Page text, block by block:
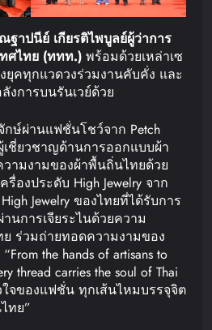
ฐาปนีย์ เกียรติไพบูลย์ผู้ว่าการ
ศไทย (ททท.) พร้อมด้วยเหล่าเซ
ยุคทุกแวดวงร่วมงานคับคั่ง และ
งการบนรันเวย์ด้วย
กษ์ผ่านแฟชั่นโชว์จาก Petch
เชี่ยวชาญด้านการออกแบบผ้า
ามงามของผ้าพื้นถิ่นไทยด้วย
องประดับ High Jewelry จาก
Jewelry ของไทยที่ได้รับการ
นการเจียระไนด้วยความ
ร่วมถ่ายทอดความงามของ
the hands of artisans to
thread carries the soul of Thai
จของแฟชั่น ทุกเส้นไหมบรรจุจิต
ทย”